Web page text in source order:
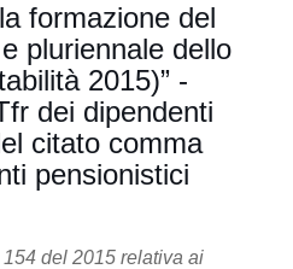
formazione del
pluriennale dello
2015)” -
dei dipendenti
citato comma
pensionistici
del 2015 relativa ai